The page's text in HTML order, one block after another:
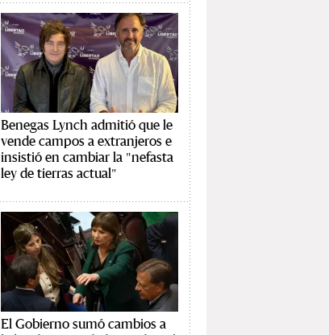
Benegas Lynch admitió que le
vende campos a extranjeros e
insistió en cambiar la "nefasta
ley de tierras actual"
El Gobierno sumó cambios a